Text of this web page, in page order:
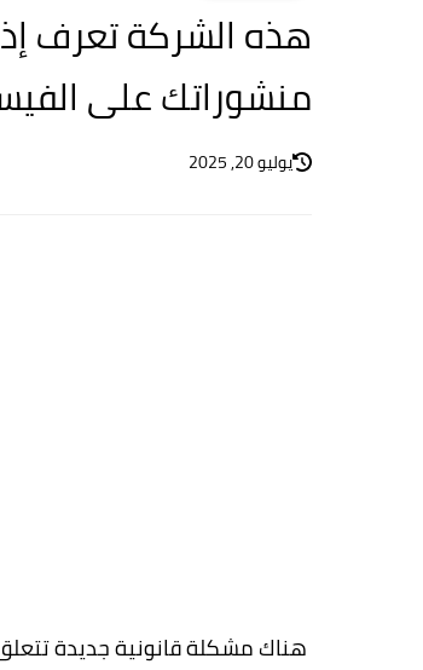
هذه الشركة تعرف
منشوراتك على
يوليو 20, 2025